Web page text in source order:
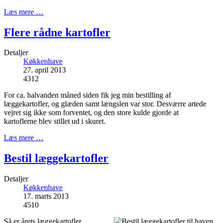
Læs mere …
Flere rådne kartofler
Detaljer
Køkkenhave
27. april 2013
4312
For ca. halvanden måned siden fik jeg min bestilling af
læggekartofler, og glæden samt længslen var stor. Desværre artede
vejret sig ikke som forventet, og den store kulde gjorde at
kartoflerne blev stillet ud i skuret.
Læs mere …
Bestil læggekartofler
Detaljer
Køkkenhave
17. marts 2013
4510